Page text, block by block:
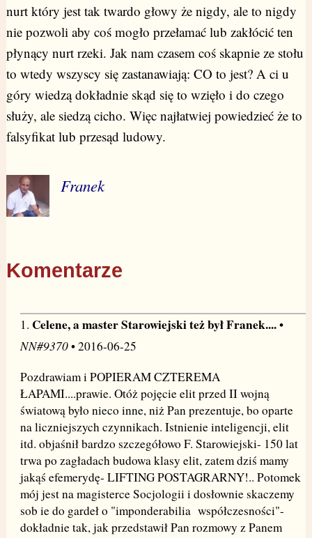
nurt który jest tak twardo głowy że nigdy, ale to nigdy
nie pozwoli aby coś mogło przełamać lub zakłócić ten
płynący nurt rzeki. Jak nam czasem coś skapnie ze stołu
to wtedy wszyscy się zastanawiają: CO to jest? A ci u
góry wiedzą dokładnie skąd się to wzięło i do czego
służy, ale siedzą cicho. Więc najłatwiej powiedzieć że to
falsyfikat lub przesąd ludowy.
Franek
Komentarze
1. Celene, a master Starowiejski też był Franek....•
NN#9370• 2016-06-25
Pozdrawiam i POPIERAM CZTEREMA
ŁAPAMI....prawie. Otóż pojęcie elit przed II wojną
światową było nieco inne, niż Pan prezentuje, bo oparte
na liczniejszych czynnikach. Istnienie inteligencji, elit
itd. objaśnił bardzo szczegółowo F. Starowiejski- 150 lat
trwa po zagładach budowa klasy elit, zatem dziś mamy
jakąś efemerydę- LIFTING POSTAGRARNY!.. Potomek
mój jest na magisterce Socjologii i dosłownie skaczemy
sob ie do gardeł o "imponderabilia współczesności"-
dokładnie tak, jak przedstawił Pan rozmowy z Panem